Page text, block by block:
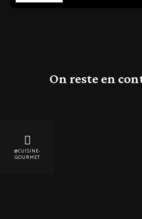
On reste en
@CUISINE-
GOURMET